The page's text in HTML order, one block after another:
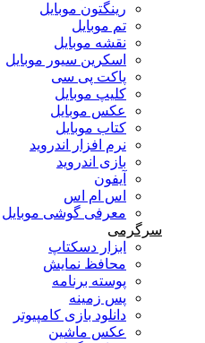
رینگتون موبایل
تم موبایل
نقشه موبایل
اسکرین سیور موبایل
پاکت پی سی
کلیپ موبایل
عکس موبایل
کتاب موبایل
نرم افزار اندروید
بازی اندروید
اس ام اس
معرفی گوشی موبایل
ابزار دسکتاپ
محافظ نمایش
پوسته برنامه
پس زمینه
دانلود بازی کامپیوتر
عکس ماشین